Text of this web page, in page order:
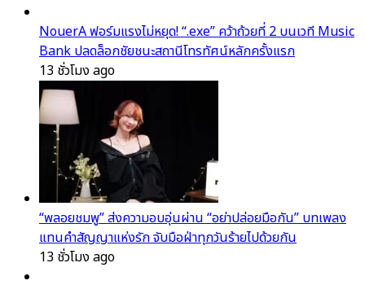
NouerA ฟอร์มแรงไม่หยุด! “.exe” คว้าถ้วยที่ 2 บนเวที Music
Bank ปลดล็อกชัยชนะสถานีโทรทัศน์หลักครั้งแรก
13 ชั่วโมง ago
“พลอยชมพู” ส่งความอบอุ่นผ่าน “อย่าปล่อยมือกัน” บทเพลง
แทนคำสัญญาแห่งรัก จับมือฝ่าทุกวันร้ายไปด้วยกัน
13 ชั่วโมง ago